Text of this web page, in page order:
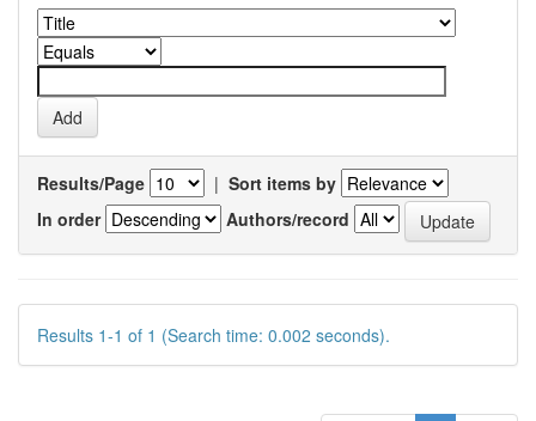
Results/Page | Sort items by
In order
Authors/record
Results 1-1 of 1 (Search time: 0.002 seconds).